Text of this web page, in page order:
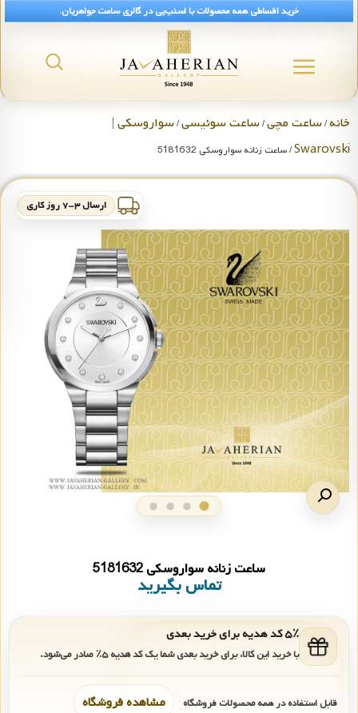
خرید اقساطی همه محصولات با اسنپ‌پی در گالری ساعت جواهریان.
خانه/ساعت مچی/ساعت سوئیسی/سواروسکی |
Swarovski/ ساعت زنانه سواروسکی 5181632
ارسال ۳-۷ روز کاری
ساعت زنانه سواروسکی 5181632
تماس بگیرید
۵٪ کد هدیه برای خرید بعدی
با خرید این کالا، برای خرید بعدی شما یک کد هدیه۵٪ صادر می‌شود.
قابل استفاده در همه محصولات فروشگاه مشاهده فروشگاه